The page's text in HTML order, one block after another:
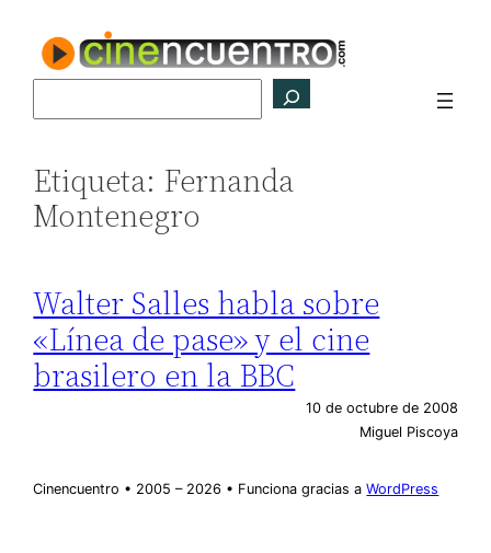
contenido
Etiqueta: Fernanda
Montenegro
Walter Salles habla sobre
«Línea de pase» y el cine
brasilero en la BBC
10 de octubre de 2008
Miguel Piscoya
Cinencuentro • 2005 – 2026 • Funciona gracias aWordPress